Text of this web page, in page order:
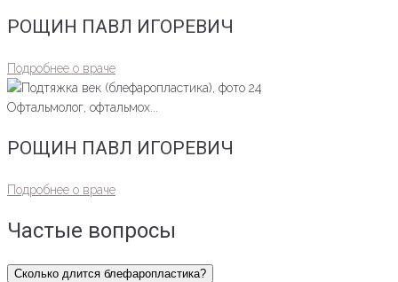
РОЩИН ПАВЛ ИГОРЕВИЧ
Подробнее о враче
Офтальмолог, офтальмох...
РОЩИН ПАВЛ ИГОРЕВИЧ
Подробнее о враче
Частые вопросы
Сколько длится блефаропластика?